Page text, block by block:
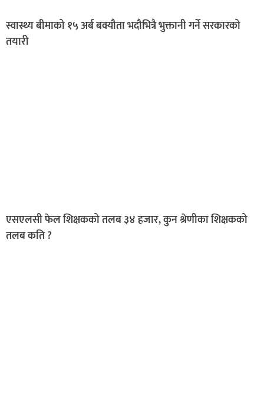
स्वास्थ्य बीमाको १५ अर्ब बक्यौता भदौभित्रै भुक्तानी गर्ने सरकारको
तयारी
एसएलसी फेल शिक्षकको तलब ३४ हजार, कुन श्रेणीका शिक्षकको
तलब कति ?